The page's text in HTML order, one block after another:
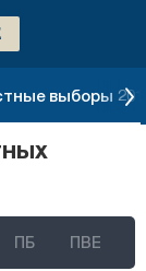
выборы
ПБ ПВЕ